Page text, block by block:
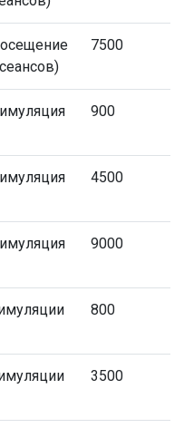
7500
900
4500
9000
800
3500